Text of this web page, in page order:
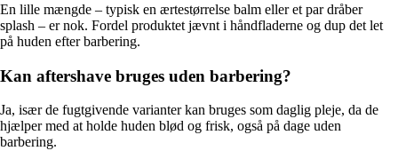
En lille mængde – typisk en ærtestørrelse balm eller et par dråber
splash – er nok. Fordel produktet jævnt i håndfladerne og dup det let
på huden efter barbering.
Kan aftershave bruges uden barbering?
Ja, især de fugtgivende varianter kan bruges som daglig pleje, da de
hjælper med at holde huden blød og frisk, også på dage uden
barbering.